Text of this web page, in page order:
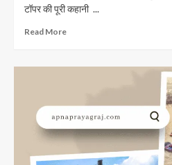
टॉपर की पूरी कहानी ...
Read MoreRead
पहले
से
चूकी
थी
शक्ति